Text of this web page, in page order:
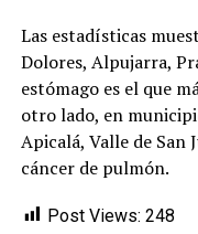
Las estadísticas
Dolores, Alpujarra,
estómago es el que
otro lado, en
Apicalá, Valle de San
cáncer de pulmón.
Post Views: 248